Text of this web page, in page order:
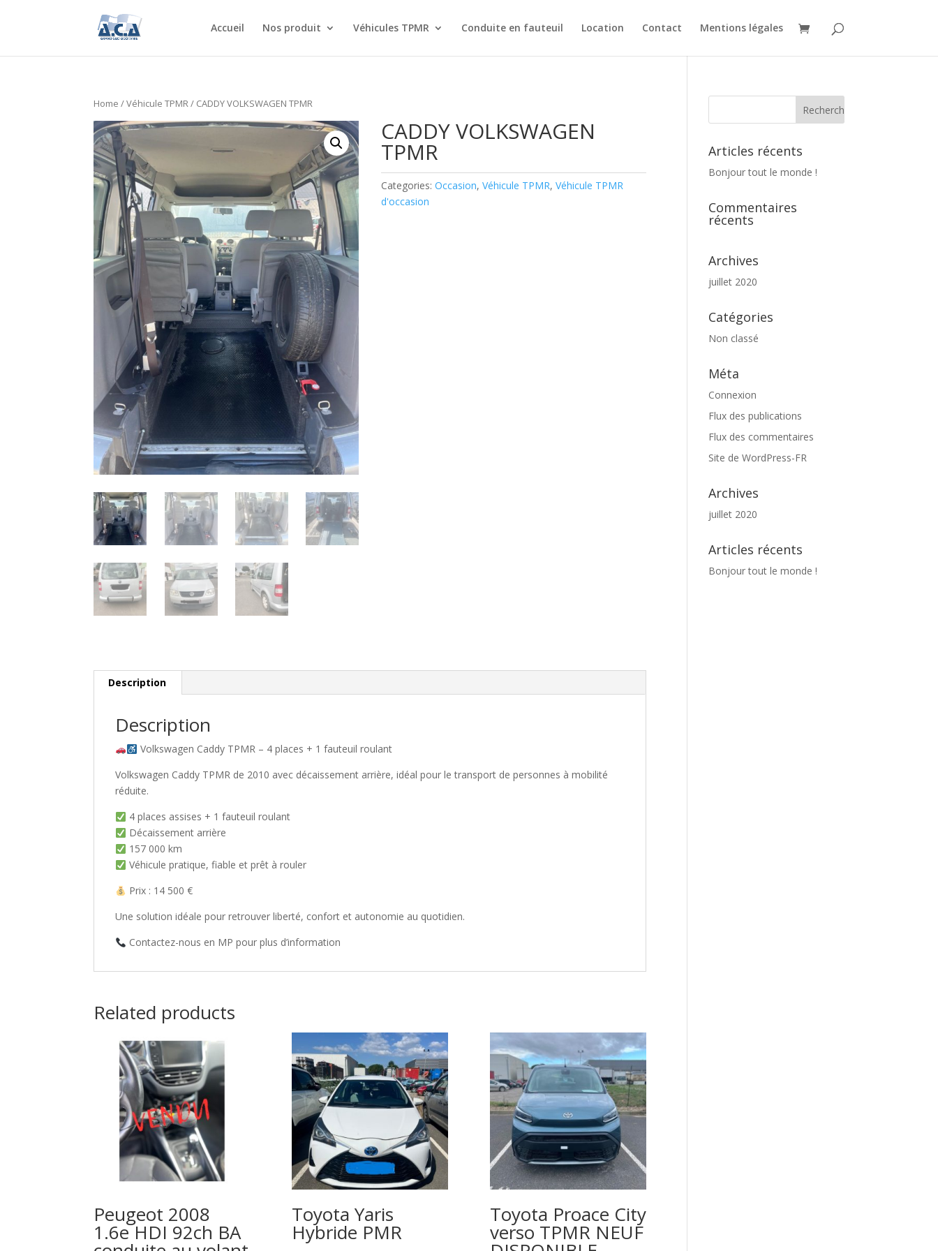
Accueil Nos produit Véhicules TPMR Conduite en fauteuil Location Contact Mentions légales
Home /Véhicule TPMR/ CADDY VOLKSWAGEN TPMR
CADDY VOLKSWAGEN
TPMR
Categories:Occasion,Véhicule TPMR,Véhicule TPMR
d'occasion
Description
Description
Volkswagen Caddy TPMR – 4 places + 1 fauteuil roulant
Volkswagen Caddy TPMR de 2010 avec décaissement arrière, idéal pour le transport de personnes à mobilité
réduite.
4 places assises + 1 fauteuil roulant
Décaissement arrière
157 000 km
Véhicule pratique, fiable et prêt à rouler
Prix : 14 500 €
Une solution idéale pour retrouver liberté, confort et autonomie au quotidien.
Contactez-nous en MP pour plus d’information
Related products
Peugeot 2008
1.6e HDI 92ch BA
Toyota Yaris
Hybride PMR
Toyota Proace City
verso TPMR NEUF
Articles récents
Bonjour tout le monde !
Commentaires
récents
Archives
juillet 2020
Catégories
Non classé
Méta
Connexion
Flux des publications
Flux des commentaires
Site de WordPress-FR
Archives
juillet 2020
Articles récents
Bonjour tout le monde !